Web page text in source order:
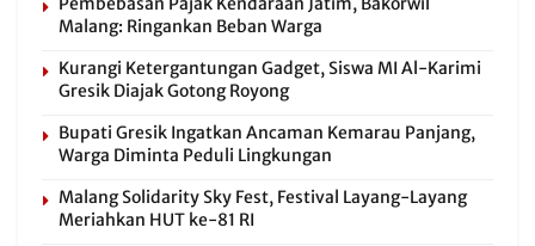
Malang: Ringankan Beban Warga
Kurangi Ketergantungan Gadget, Siswa MI Al-Karimi
Gresik Diajak Gotong Royong
Bupati Gresik Ingatkan Ancaman Kemarau Panjang,
Warga Diminta Peduli Lingkungan
Malang Solidarity Sky Fest, Festival Layang-Layang
Meriahkan HUT ke-81 RI